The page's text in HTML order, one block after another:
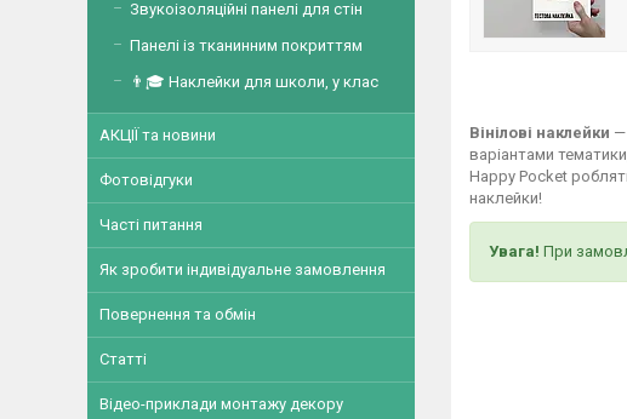
Вінілові наклейки —
варіантами
Happy Pocket
наклейки!
Увага! При
Звукоізоляційні панелі для стін
Панелі із тканинним покриттям
👨🎓 Наклейки для школи, у клас
АКЦІЇ та новини
Фотовідгуки
Часті питання
Як зробити індивідуальне замовлення
Повернення та обмін
Статті
Відео-приклади монтажу декору